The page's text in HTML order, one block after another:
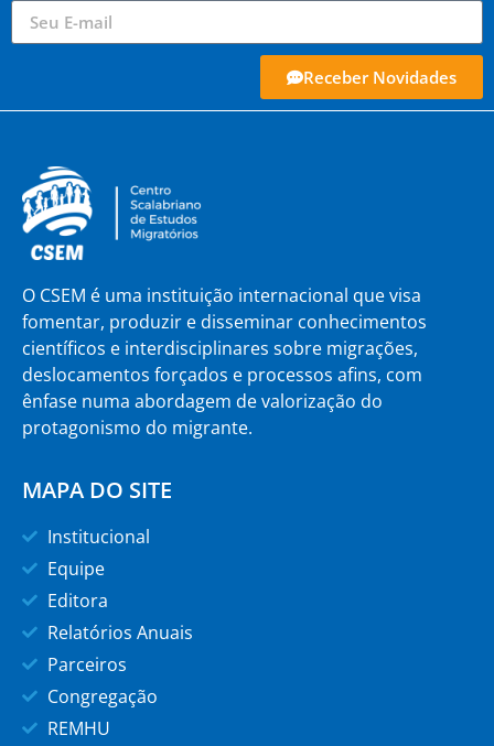
Receber Novidades
O CSEM é uma instituição internacional que visa
fomentar, produzir e disseminar conhecimentos
científicos e interdisciplinares sobre migrações,
deslocamentos forçados e processos afins, com
ênfase numa abordagem de valorização do
protagonismo do migrante.
MAPA DO SITE
Institucional
Equipe
Editora
Relatórios Anuais
Parceiros
Congregação
REMHU